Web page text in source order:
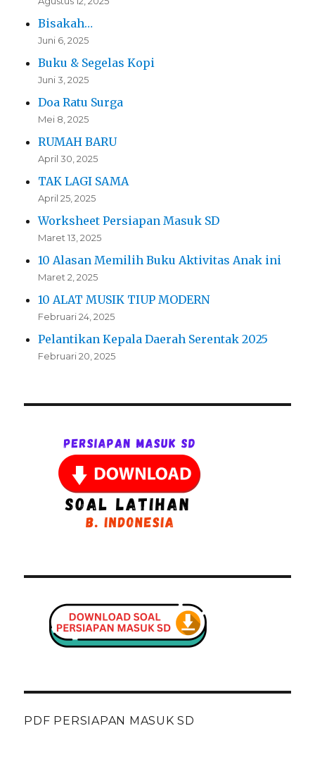
Bisakah…
Juni 6, 2025
Buku & Segelas Kopi
Juni 3, 2025
Doa Ratu Surga
Mei 8, 2025
RUMAH BARU
April 30, 2025
TAK LAGI SAMA
April 25, 2025
Worksheet Persiapan Masuk SD
Maret 13, 2025
10 Alasan Memilih Buku Aktivitas Anak ini
Maret 2, 2025
10 ALAT MUSIK TIUP MODERN
Februari 24, 2025
Pelantikan Kepala Daerah Serentak 2025
Februari 20, 2025
PDF PERSIAPAN MASUK SD